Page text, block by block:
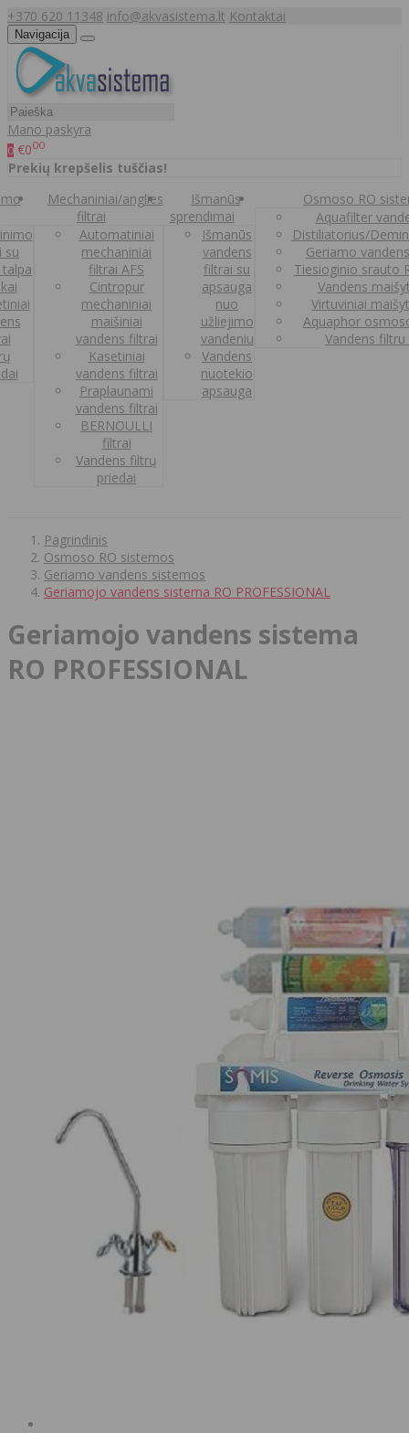
+370 620 11348 info@akvasistema.lt Kontaktai
Navigacija
Mano paskyra
0 €000
Prekių krepšelis tuščias!
su
Mechaniniai/anglies
filtrai
Automatiniai
mechaniniai
filtrai AFS
Cintropur
mechaniniai
maišiniai
vandens filtrai
Kasetiniai
vandens filtrai
Praplaunami
vandens filtrai
BERNOULLI
filtrai
Vandens filtrų
priedai
Išmanūs
sprendimai
Išmanūs
vandens
filtrai su
apsauga
nuo
užliejimo
vandeniu
Vandens
nuotekio
apsauga
Osmoso RO
Aquafilter
Distiliatorius/
Geriamo
Tiesioginio srauto
Vandens
Virtuviniai
Aquaphor
Vandens filtru
Pagrindinis
Osmoso RO sistemos
Geriamo vandens sistemos
Geriamojo vandens sistema RO PROFESSIONAL
Geriamojo vandens sistema
RO PROFESSIONAL